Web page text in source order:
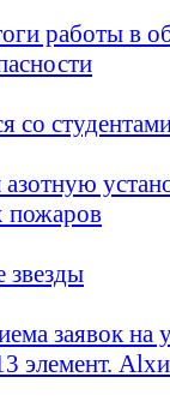
работы в
со
пожаров
звезды
заявок на
элемент.